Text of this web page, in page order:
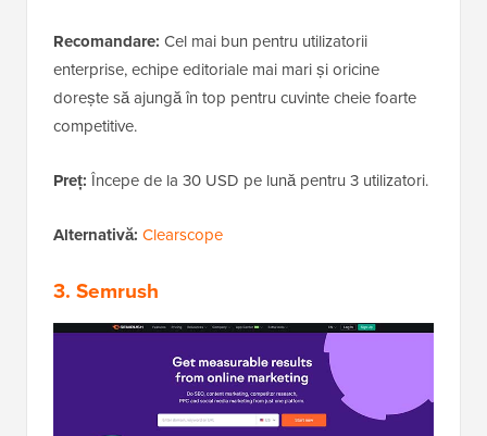
Recomandare: Cel mai bun pentru utilizatorii
enterprise, echipe editoriale mai mari și oricine
dorește să ajungă în top pentru cuvinte cheie foarte
competitive.
Preț: Începe de la 30 USD pe lună pentru 3 utilizatori.
Alternativă: Clearscope
3. Semrush